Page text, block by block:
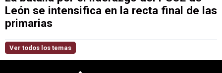
León se intensifica en la recta final de las
primarias
Ver todos los temas